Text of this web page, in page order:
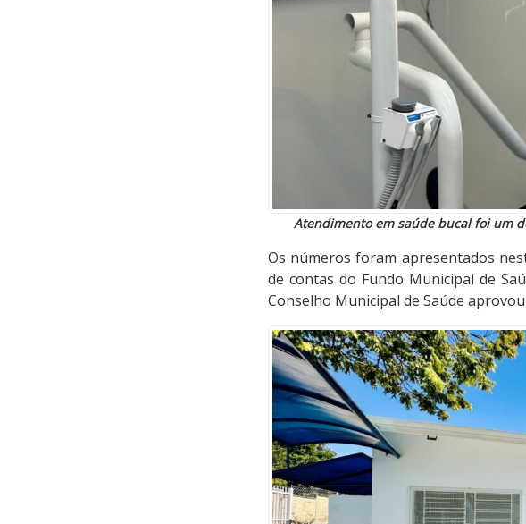
Atendimento em saúde bucal foi um
Os números foram apresentados
de contas do Fundo Municipal de
Conselho Municipal de Saúde